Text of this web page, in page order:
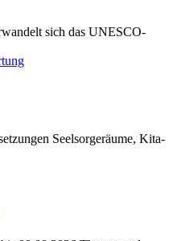
sich das UNESCO-
Seelsorgeräume, Kita-